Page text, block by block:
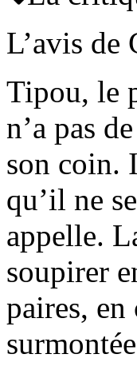
L’avis de
Tipou, le
n’a pas
son coin.
qu’il ne
appelle.
soupirer
paires,